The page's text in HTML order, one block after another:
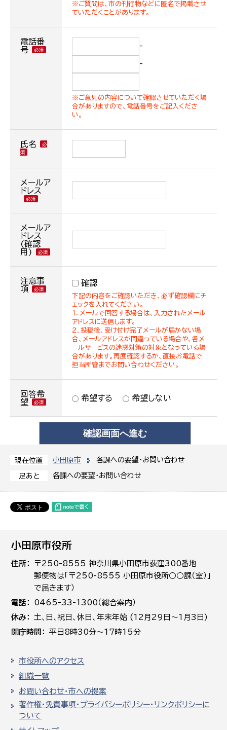
現在位置 小田原市 各課への要望・お問い合わせ
足あと 各課への要望・お問い合わせ
※ご質問は、市の刊行物などに匿名で掲載させ
ていただくことがあります。
電話番
号
-
-
※ご意見の内容について確認させていただく場
合がありますので、電話番号をご記入くださ
い。
氏名
メールア
ドレス
メールア
ドレス
(確認
用)
注意事
項
確認
下記の内容をご確認いただき、必ず確認欄にチ
ェックを入れてください。
１．メールで回答する場合は、入力されたメール
アドレスに送信します。
２．投稿後、受け付け完了メールが届かない場
合、メールアドレスが間違っている場合や、各メ
ールサービスの迷惑対策の対象となっている場
合があります。再度確認するか、直接お電話で
担当所管までお問い合わせください。
回答希
望
希望する 希望しない
小田原市役所
住所
〒250-8555 神奈川県小田原市荻窪300番地
郵便物は「〒250-8555 小田原市役所○○課（室）」
で届きます）
電話
0465-33-1300（総合案内）
休み
土､日､祝日、休日、年末年始 (12月29日～1月3日)
開庁時間
平日8時30分～17時15分
市役所へのアクセス
組織一覧
お問い合わせ・市への提案
著作権・免責事項・プライバシーポリシー・リンクポリシーに
ついて